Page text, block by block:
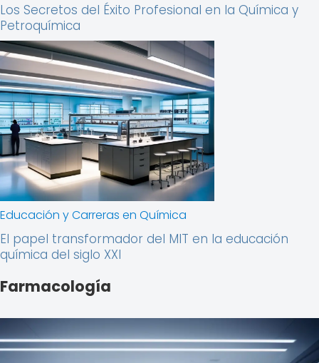
Los Secretos del Éxito Profesional en la Química y
Petroquímica
Educación y Carreras en Química
El papel transformador del MIT en la educación
química del siglo XXI
Farmacología